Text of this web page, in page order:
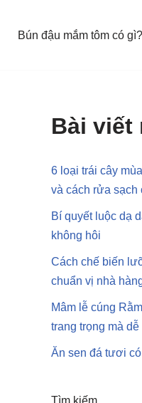
Bún đậu mắm tôm có gì?
Bài viết
6 loại trái cây
và cách rửa sạch
Bí quyết luộc dạ
không hôi
Cách chế biến
chuẩn vị nhà
Mâm lễ cúng
trang trọng mà dễ
Ăn sen đá tươi
Tìm kiếm